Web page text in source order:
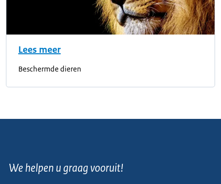
Lees meer
Beschermde dieren
We helpen u graag vooruit!